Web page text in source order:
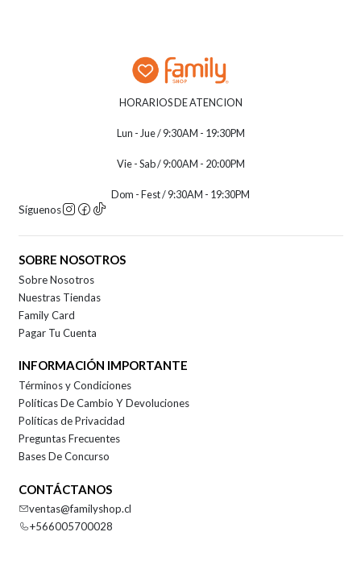
HORARIOS DE ATENCION
Lun - Jue / 9:30AM - 19:30PM
Vie - Sab / 9:00AM - 20:00PM
Dom - Fest / 9:30AM - 19:30PM
Síguenos
SOBRE NOSOTROS
Sobre Nosotros
Nuestras Tiendas
Family Card
Pagar Tu Cuenta
INFORMACIÓN IMPORTANTE
Términos y Condiciones
Políticas De Cambio Y Devoluciones
Políticas de Privacidad
Preguntas Frecuentes
Bases De Concurso
CONTÁCTANOS
ventas@familyshop.cl
+566005700028